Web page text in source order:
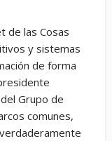
de las Cosas
y sistemas
de forma
Grupo de
comunes,